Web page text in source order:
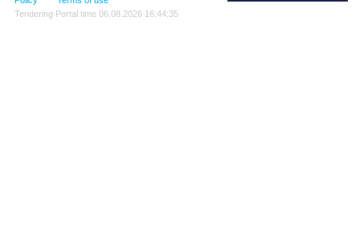
Tendering Portal time 06.08.2026 16:44:35